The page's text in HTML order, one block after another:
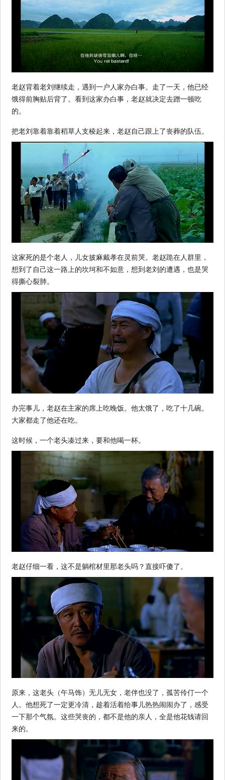
老赵背着老刘继续走，遇到一户人家办白事。走了一天，他已经
饿得前胸贴后背了。看到这家办白事，老赵就决定去蹭一顿吃
的。
把老刘靠着靠着稻草人支棱起来，老赵自己跟上了丧葬的队伍。
这家死的是个老人，儿女披麻戴孝在灵前哭。老赵跪在人群里，
想到了自己这一路上的坎坷和不如意，想到老刘的遭遇，也是哭
得撕心裂肺。
办完事儿，老赵在主家的席上吃晚饭。他太饿了，吃了十几碗。
大家都走了他还在吃。
这时候，一个老头凑过来，要和他喝一杯。
老赵仔细一看，这不是躺棺材里那老头吗？直接吓傻了。
原来，这老头（午马饰）无儿无女，老伴也没了，孤苦伶仃一个
人。他想死了一定更冷清，趁着活着给事儿热热闹闹办了，感受
一下那个气氛。这些哭丧的，都不是他的亲人，全是他花钱请回
来的。